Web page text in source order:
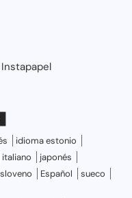
Instapapel
idioma estonio
italiano
japonés
Español
sueco